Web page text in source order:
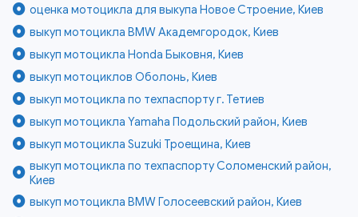
оценка мотоцикла для выкупа Новое Строение, Киев
выкуп мотоцикла BMW Академгородок, Киев
выкуп мотоцикла Honda Быковня, Киев
выкуп мотоциклов Оболонь, Киев
выкуп мотоцикла по техпаспорту г. Тетиев
выкуп мотоцикла Yamaha Подольский район, Киев
выкуп мотоцикла Suzuki Троещина, Киев
выкуп мотоцикла по техпаспорту Соломенский район,
Киев
выкуп мотоцикла BMW Голосеевский район, Киев